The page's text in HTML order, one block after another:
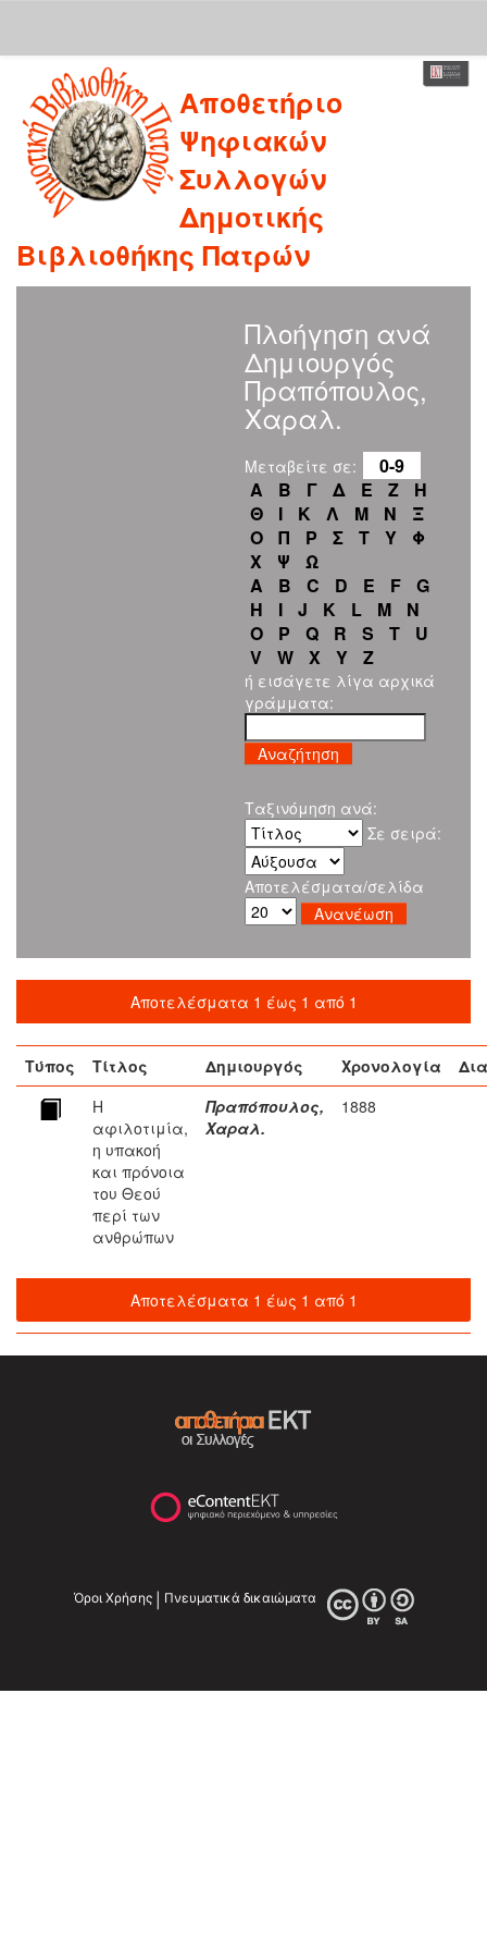
navigation
Αποθετήριο
Ψηφιακών
Συλλογών
Δημοτικής
Βιβλιοθήκης Πατρών
Πλοήγηση ανά
Δημιουργός
Πραπόπουλος,
Χαραλ.
Μεταβείτε σε:
0-9
Α
Β Γ Δ Ε Ζ
Η
Θ
Ι Κ Λ Μ Ν
Ξ
Ο
Π Ρ Σ Τ Υ
Φ
Χ
Ψ
Ω
A
B C D E F
G
H
I J K L M
N
O
P Q R S T
U
V
W X Y Z
ή εισάγετε λίγα αρχικά
γράμματα:
Ταξινόμηση ανά:
Σε σειρά:
Αποτελέσματα/σελίδα
Αποτελέσματα 1 έως 1 από 1
Τύπος Τίτλος Δημιουργός Χρονολογία
Η
αφιλοτιμία,
η υπακοή
και πρόνοια
του Θεού
περί των
ανθρώπων
Πραπόπουλος,
Χαραλ.
1888
Αποτελέσματα 1 έως 1 από 1